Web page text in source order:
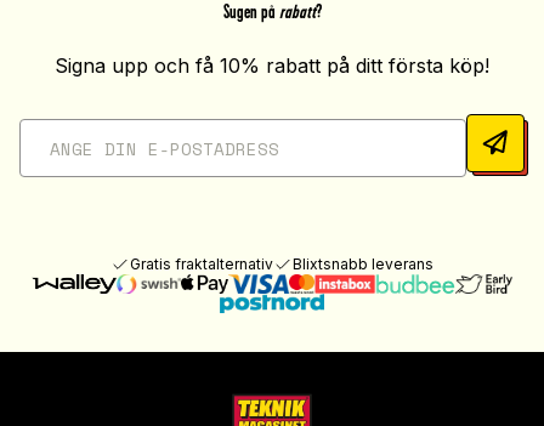
Sugen på rabatt?
Signa upp och få 10% rabatt på ditt första köp!
Gratis fraktalternativ Blixtsnabb leverans